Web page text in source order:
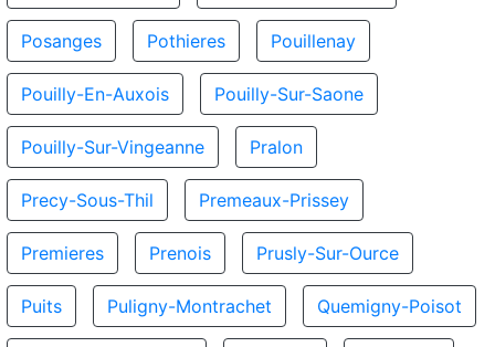
Posanges Pothieres Pouillenay
Pouilly-En-Auxois Pouilly-Sur-Saone
Pouilly-Sur-Vingeanne Pralon
Precy-Sous-Thil Premeaux-Prissey
Premieres Prenois Prusly-Sur-Ource
Puits Puligny-Montrachet Quemigny-Poisot